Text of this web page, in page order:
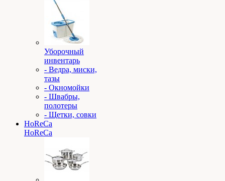
Уборочный
инвентарь
- Ведра, миски,
тазы
- Окномойки
- Швабры,
полотеры
- Щетки, совки
HoReCa
HoReCa